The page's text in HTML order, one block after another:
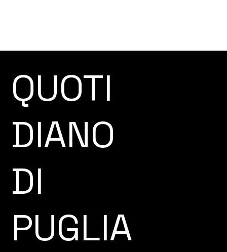
QUOTI
DIANO
DI
PUGLIA